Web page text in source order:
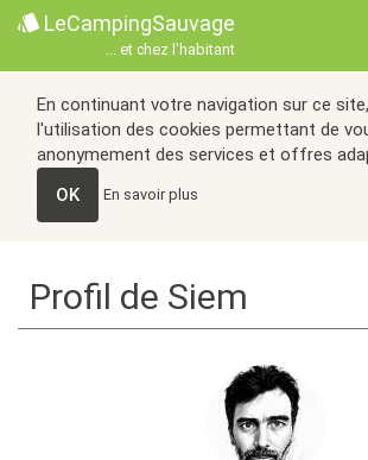
LeCampingSauvage
... et chez l'habitant
En continuant votre navigation sur ce
l'utilisation des cookies permettant de
anonymement des services et offres
OK
En savoir plus
Profil de Siem